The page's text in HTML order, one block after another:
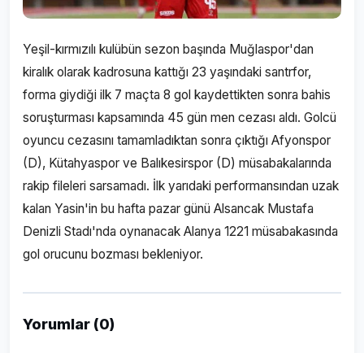
Yeşil-kırmızılı kulübün sezon başında Muğlaspor'dan
kiralık olarak kadrosuna kattığı 23 yaşındaki santrfor,
forma giydiği ilk 7 maçta 8 gol kaydettikten sonra bahis
soruşturması kapsamında 45 gün men cezası aldı. Golcü
oyuncu cezasını tamamladıktan sonra çıktığı Afyonspor
(D), Kütahyaspor ve Balıkesirspor (D) müsabakalarında
rakip fileleri sarsamadı. İlk yarıdaki performansından uzak
kalan Yasin'in bu hafta pazar günü Alsancak Mustafa
Denizli Stadı'nda oynanacak Alanya 1221 müsabakasında
gol orucunu bozması bekleniyor.
Yorumlar (0)